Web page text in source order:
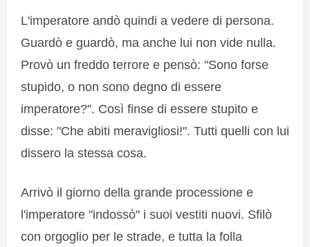
L'imperatore andò quindi a vedere di persona.
Guardò e guardò, ma anche lui non vide nulla.
Provò un freddo terrore e pensò: "Sono forse
stupido, o non sono degno di essere
imperatore?". Così finse di essere stupito e
disse: "Che abiti meravigliosi!". Tutti quelli con lui
dissero la stessa cosa.
Arrivò il giorno della grande processione e
l'imperatore "indossò" i suoi vestiti nuovi. Sfilò
con orgoglio per le strade, e tutta la folla